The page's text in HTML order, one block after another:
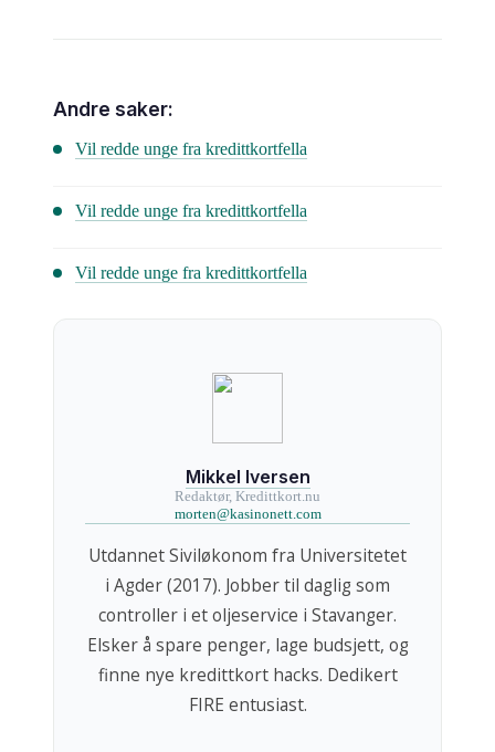
Andre saker:
Vil redde unge fra kredittkortfella
Vil redde unge fra kredittkortfella
Vil redde unge fra kredittkortfella
Mikkel Iversen
Redaktør, Kredittkort.nu
morten@kasinonett.com
Utdannet Siviløkonom fra Universitetet
i Agder (2017). Jobber til daglig som
controller i et oljeservice i Stavanger.
Elsker å spare penger, lage budsjett, og
finne nye kredittkort hacks. Dedikert
FIRE entusiast.